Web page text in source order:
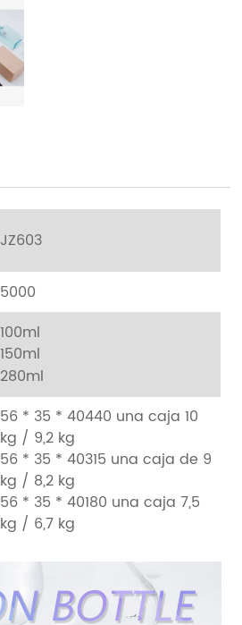
JZ603
5000
100ml
150ml
280ml
56 * 35 * 40440 una caja 10
kg / 9,2 kg
56 * 35 *40315 una caja de 9
kg / 8,2 kg
56 * 35 * 40180 una caja 7,5
kg / 6,7 kg